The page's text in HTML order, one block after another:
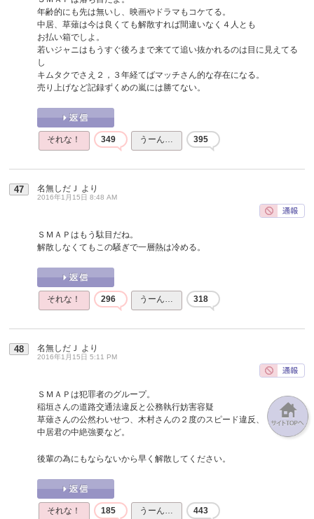
年齢的にも先は無いし、映画やドラマもコケてる。
中居、草薙は今は良くても解散すれば間違いなく４人とも
お払い箱でしよ。
若いジャニはもうすぐ後ろまで来てて追い抜かれるのは目に見えてる
し
キムタクでさえ２，３年経てばマッチさん的な存在になる。
売り上げなど記録ずくめの嵐には勝てない。
それな！ 349 うーん… 395
47 名無しだＪ より
2016年1月15日 8:48 AM
ＳＭＡＰはもう駄目だね。
解散しなくてもこの騒ぎで一層熱は冷める。
それな！ 296 うーん… 318
48 名無しだＪ より
2016年1月15日 5:11 PM
ＳＭＡＰは犯罪者のグループ。
稲垣さんの道路交通法違反と公務執行妨害容疑
草薙さんの公然わいせつ、木村さんの２度のスピード違反、
中居君の中絶強要など。
後輩の為にもならないから早く解散してください。
それな！ 185 うーん… 443